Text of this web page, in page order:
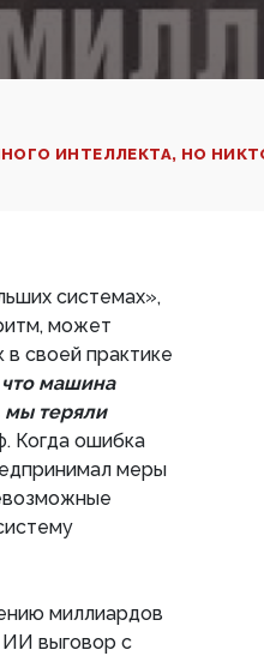
ИНТЕЛЛЕКТА, НО
системах»,
может
своей практике
что машина
мы теряли
Когда ошибка
меры
миллиардов
выговор с